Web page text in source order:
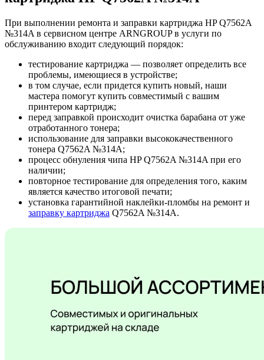
При выполнении ремонта и заправки картриджа HP Q7562A
№314A в сервисном центре ARNGROUP в услуги по
обслуживанию входит следующий порядок:
тестирование картриджа — позволяет определить все
проблемы, имеющиеся в устройстве;
в том случае, если придется купить новый, наши
мастера помогут купить совместимый с вашим
принтером картридж;
перед заправкой происходит очистка барабана от уже
отработанного тонера;
использование для заправки высококачественного
тонера Q7562A №314A;
процесс обнуления чипа HP Q7562A №314A при его
наличии;
повторное тестирование для определения того, каким
является качество итоговой печати;
установка гарантийной наклейки-пломбы на ремонт и
заправку картриджа Q7562A №314A.